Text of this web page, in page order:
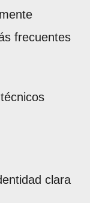
frecuentes
clara